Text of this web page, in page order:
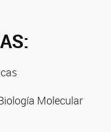
Molecular